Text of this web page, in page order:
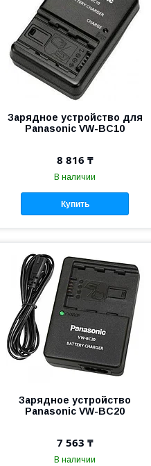
Зарядное устройство для
Panasonic VW-BC10
8 816 ₸
В наличии
Купить
Зарядное устройство
Panasonic VW-BC20
7 563 ₸
В наличии